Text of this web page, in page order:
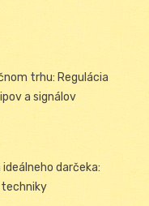
trhu: Regulácia
a signálov
darčeka:
techniky